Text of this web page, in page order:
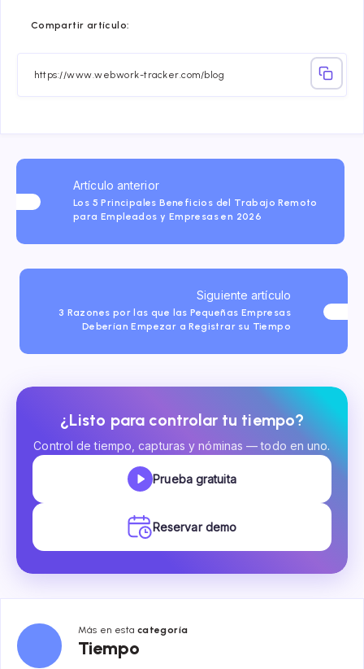
Compartir artículo:
Email
Artículo anterior
Los 5 Principales Beneficios del Trabajo Remoto
para Empleados y Empresas en 2026
Siguiente artículo
3 Razones por las que las Pequeñas Empresas
Deberían Empezar a Registrar su Tiempo
¿Listo para controlar tu tiempo?
Control de tiempo, capturas y nóminas — todo en uno.
Prueba gratuita
Reservar demo
Más en esta categoría
Tiempo
Tiempo